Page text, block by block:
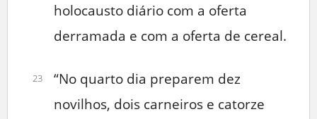
holocausto diário com a oferta
derramada e com a oferta de cereal.
23
“No quarto dia preparem dez
novilhos, dois carneiros e catorze